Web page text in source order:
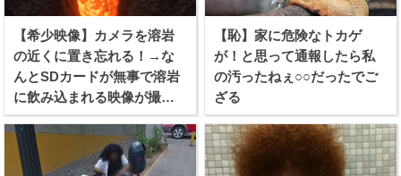
【希少映像】カメラを溶岩
の近くに置き忘れる！→な
んとSDカードが無事で溶岩
に飲み込まれる映像が撮れ
たらしい！
【恥】家に危険なトカゲ
が！と思って通報したら私
の汚ったねぇ○○だったでご
ざる